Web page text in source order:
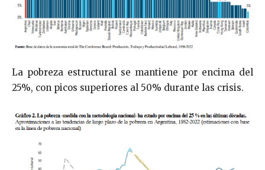
La pobreza estructural se mantiene por encima del
25%, con picos superiores al 50% durante las crisis.